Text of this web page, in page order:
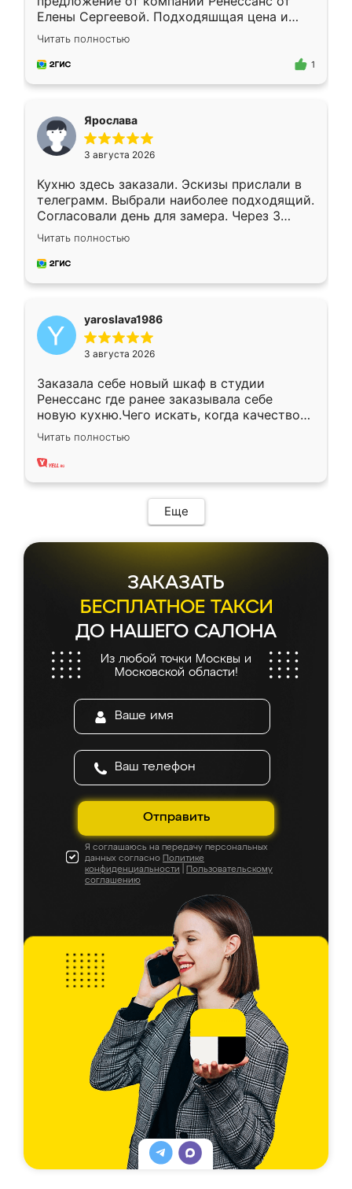
Елены Сергеевой. Подходяшщая цена и
короткие сроки изготовления. Приехавший
для замера сотрудник Владислав
предложил по моему эскизу самый
Читать полностью
1
Ярослава
3 августа 2026
Кухню здесь заказали. Эскизы прислали в
телеграмм. Выбрали наиболее подходящий.
Согласовали день для замера. Через 3
недели кухня была уже готова. Остались
довольны работой. Спасибо Ренессанс
мебель за качественную работу!
Читать полностью
yaroslava1986
3 августа 2026
Заказала себе новый шкаф в студии
Ренессанс где ранее заказывала себе
новую кухню.Чего искать, когда качеством
вполне довольна. Служит кухня уже почти
два года, нареканий нет.
Читать полностью
Еще
ЗАКАЗАТЬ
БЕСПЛАТНОЕ ТАКСИ
ДО НАШЕГО САЛОНА
Из любой точки Москвы и
Московской области!
Отправить
Я соглашаюсь на передачу персональных
данных согласно Политике
конфиденциальности
Пользовательскому
соглашению